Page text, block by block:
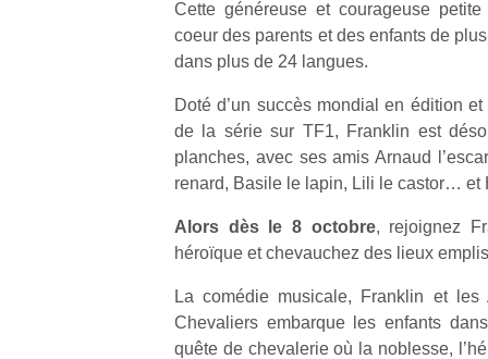
Cette généreuse et courageuse
coeur des parents et des enfants de
dans plus de 24 langues.
Doté d’un succès mondial en édition
de la série sur TF1, Franklin est
planches, avec ses amis Arnaud
renard, Basile le lapin, Lili le castor… et
Alors dès le 8 octobre, rejoignez
héroïque et chevauchez des lieux
La comédie musicale, Franklin et les
Chevaliers embarque les enfants
quête de chevalerie où la noblesse,